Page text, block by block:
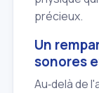
précieux.
Un
sonores
Au‑delà de